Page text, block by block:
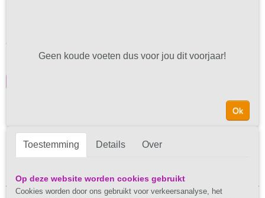
€ 7,95
Geen koude voeten dus voor jou dit voorjaar!
Ok
Toestemming Details Over
Op deze website worden cookies gebruikt
Cookies worden door ons gebruikt voor verkeersanalyse, het